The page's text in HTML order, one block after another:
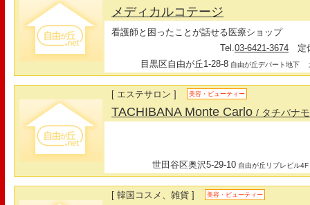
メディカルコテージ
看護師と困ったことが話せる医療ショップ
Tel.03-6421-3674 定
目黒区自由が丘1-28-8 自由が丘デパート地下
[ エステサロン ] 美容・ビューティー
TACHIBANA Monte Carlo/ タチバナ
世田谷区奥沢5-29-10 自由が丘リブレビル4F
[ 韓国コスメ、雑貨 ] 美容・ビューティー